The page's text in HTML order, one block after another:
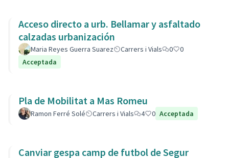
Acceso directo a urb. Bellamar y asfaltado
calzadas urbanización
Maria Reyes Guerra Suarez Carrers i Vials 0
0
Acceptada
Pla de Mobilitat a Mas Romeu
Ramon Ferré Solé Carrers i Vials 4 0 Acceptada
Canviar gespa camp de futbol de Segur